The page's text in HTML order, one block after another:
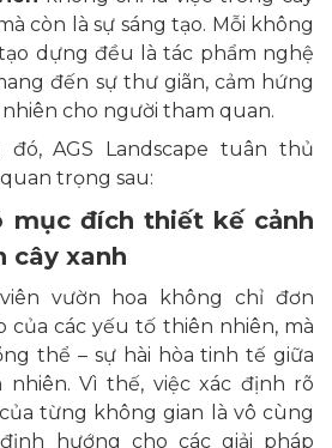
còn là sự sáng tạo. Mỗi không
dựng đều là tác phẩm nghệ
đến sự thư giãn, cảm hứng
cho người tham quan.
AGS Landscape tuân thủ
trọng sau:
mục đích thiết kế cảnh
cây xanh
vườn hoa không chỉ đơn
của các yếu tố thiên nhiên, mà
thể – sự hài hòa tinh tế giữa
nhiên. Vì thế, việc xác định rõ
từng không gian là vô cùng
hướng cho các giải pháp